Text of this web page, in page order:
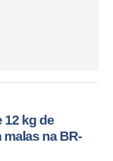
12 kg de
na BR-